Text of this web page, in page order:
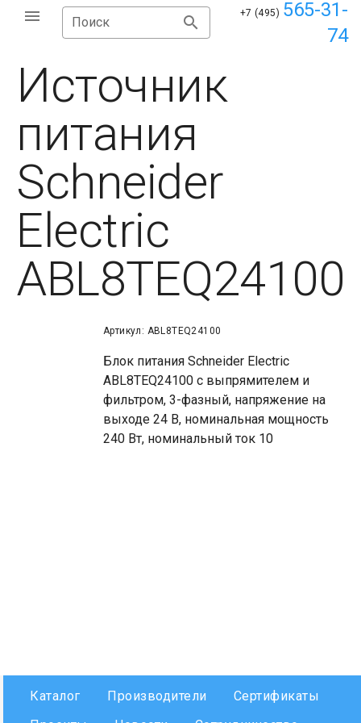
Поиск
+7 (495) 565-31-
74
Источник
питания
Schneider
Electric
ABL8TEQ24100
Артикул: ABL8TEQ24100
Блок питания Schneider Electric
ABL8TEQ24100 с выпрямителем и
фильтром, 3-фазный, напряжение на
выходе 24 В, номинальная мощность
240 Вт, номинальный ток 10
Каталог Производители
Сертификаты